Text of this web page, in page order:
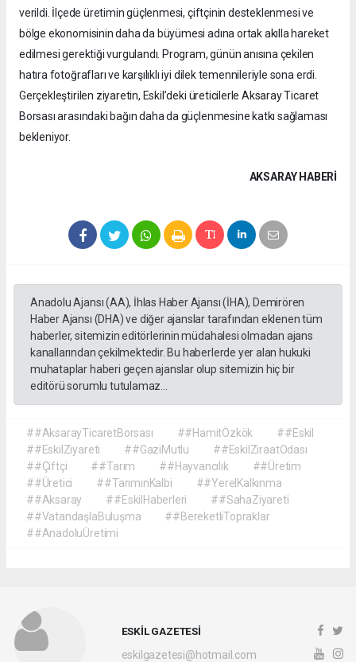
verildi. İlçede üretimin güçlenmesi, çiftçinin desteklenmesi ve
bölge ekonomisinin daha da büyümesi adına ortak akılla hareket
edilmesi gerektiği vurgulandı. Program, günün anısına çekilen
hatıra fotoğrafları ve karşılıklı iyi dilek temennileriyle sona erdi.
Gerçekleştirilen ziyaretin, Eskil’deki üreticilerle Aksaray Ticaret
Borsası arasındaki bağın daha da güçlenmesine katkı sağlaması
bekleniyor.
AKSARAY HABERİ
Anadolu Ajansı (AA), İhlas Haber Ajansı (İHA), Demirören
Haber Ajansı (DHA) ve diğer ajanslar tarafından eklenen tüm
haberler, sitemizin editörlerinin müdahalesi olmadan ajans
kanallarından çekilmektedir. Bu haberlerde yer alan hukuki
muhataplar haberi geçen ajanslar olup sitemizin hiç bir
editörü sorumlu tutulamaz...
##AksarayTicaretBorsası ##HamitÖzkök
##Eskil
##EskilZiyareti
##GaziMutlu
##EskilZiraatOdası
##Çiftçi
##Tarım ##Hayvancılık
##Üretim
##Üretici
##TarımınKalbi
##YerelKalkınma
##Aksaray
##EskilHaberleri
##SahaZiyareti
##VatandaşlaBuluşma
##BereketliTopraklar
##AnadoluÜretimi
ESKİL GAZETESİ
eskilgazetesi@hotmail.com